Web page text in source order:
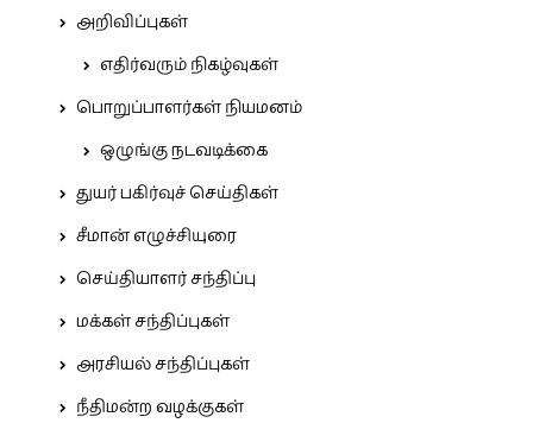
அறிவிப்புகள்
எதிர்வரும் நிகழ்வுகள்
பொறுப்பாளர்கள் நியமனம்
ஒழுங்கு நடவடிக்கை
துயர் பகிர்வுச் செய்திகள்
சீமான் எழுச்சியுரை
செய்தியாளர் சந்திப்பு
மக்கள் சந்திப்புகள்
அரசியல் சந்திப்புகள்
நீதிமன்ற வழக்குகள்